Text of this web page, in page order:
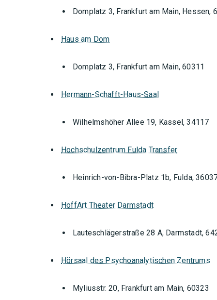
Orte mit vielen
Domplatz 3, Frankfurt am Main, Hessen,
Haus am Dom
Domplatz 3, Frankfurt am Main, 60311
Hermann-Schafft-Haus-Saal
Wilhelmshöher Allee 19, Kassel, 34117
Hochschulzentrum Fulda Transfer
Heinrich-von-Bibra-Platz 1b, Fulda,
HoffArt Theater Darmstadt
Lauteschlägerstraße 28 A, Darmstadt,
Hörsaal des Psychoanalytischen Zentrums
Myliusstr. 20, Frankfurt am Main, 60323